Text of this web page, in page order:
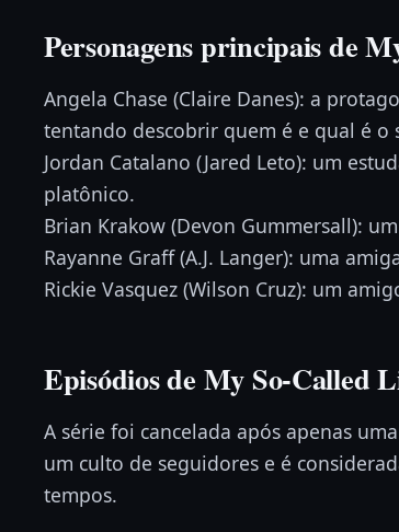
Personagens principais de
Angela Chase (Claire Danes): a
tentando descobrir quem é e qual é o
Jordan Catalano (Jared Leto): um
platônico.
Brian Krakow (Devon Gummersall):
Rayanne Graff (A.J. Langer): uma
Rickie Vasquez (Wilson Cruz): um
Episódios de My So-Called
A série foi cancelada após apenas
um culto de seguidores e é
tempos.